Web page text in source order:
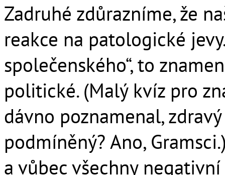
Zadruhé zdůrazníme, že
reakce na patologické
společenského“, to
politické. (Malý kvíz pro
dávno poznamenal,
podmíněný? Ano,
a vůbec všechny